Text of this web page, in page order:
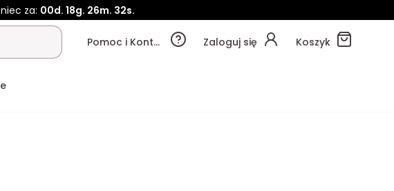
za:00d. 18g. 26m. 31s.
Pomoc i Kontakt Zaloguj się Koszyk